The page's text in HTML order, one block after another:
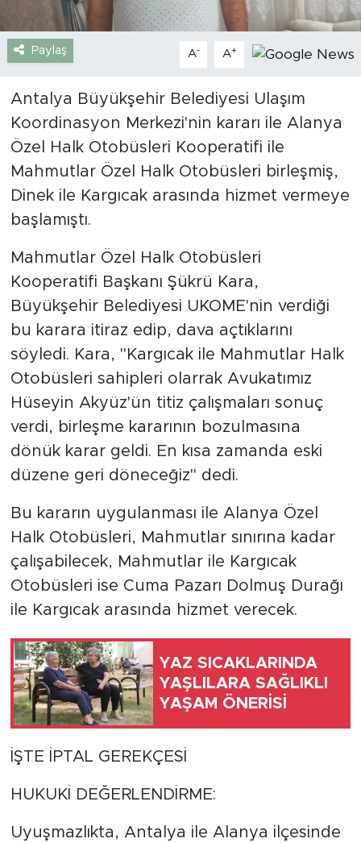
Paylaş A- A+
Antalya Büyükşehir Belediyesi Ulaşım
Koordinasyon Merkezi'nin kararı ile Alanya
Özel Halk Otobüsleri Kooperatifi ile
Mahmutlar Özel Halk Otobüsleri birleşmiş,
Dinek ile Kargıcak arasında hizmet vermeye
başlamıştı.
Mahmutlar Özel Halk Otobüsleri
Kooperatifi Başkanı Şükrü Kara,
Büyükşehir Belediyesi UKOME'nin verdiği
bu karara itiraz edip, dava açtıklarını
söyledi. Kara, "Kargıcak ile Mahmutlar Halk
Otobüsleri sahipleri olarrak Avukatımız
Hüseyin Akyüz'ün titiz çalışmaları sonuç
verdi, birleşme kararının bozulmasına
dönük karar geldi. En kısa zamanda eski
düzene geri döneceğiz" dedi.
Bu kararın uygulanması ile Alanya Özel
Halk Otobüsleri, Mahmutlar sınırına kadar
çalışabilecek, Mahmutlar ile Kargıcak
Otobüsleri ise Cuma Pazarı Dolmuş Durağı
ile Kargıcak arasında hizmet verecek.
YAZ SICAKLARINDA
YAŞLILARA SAĞLIKLI
YAŞAM ÖNERİSİ
İŞTE İPTAL GEREKÇESİ
HUKUKİ DEĞERLENDİRME:
Uyuşmazlıkta, Antalya ile Alanya ilçesinde
Spor
Türkiye
Yaşam
Yerel